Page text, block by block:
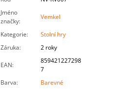
Jméno
značky:
Vemkel
Kategorie:
Stolní hry
Záruka: 2 roky
EAN:
859421227298
7
Barva:
Barevné